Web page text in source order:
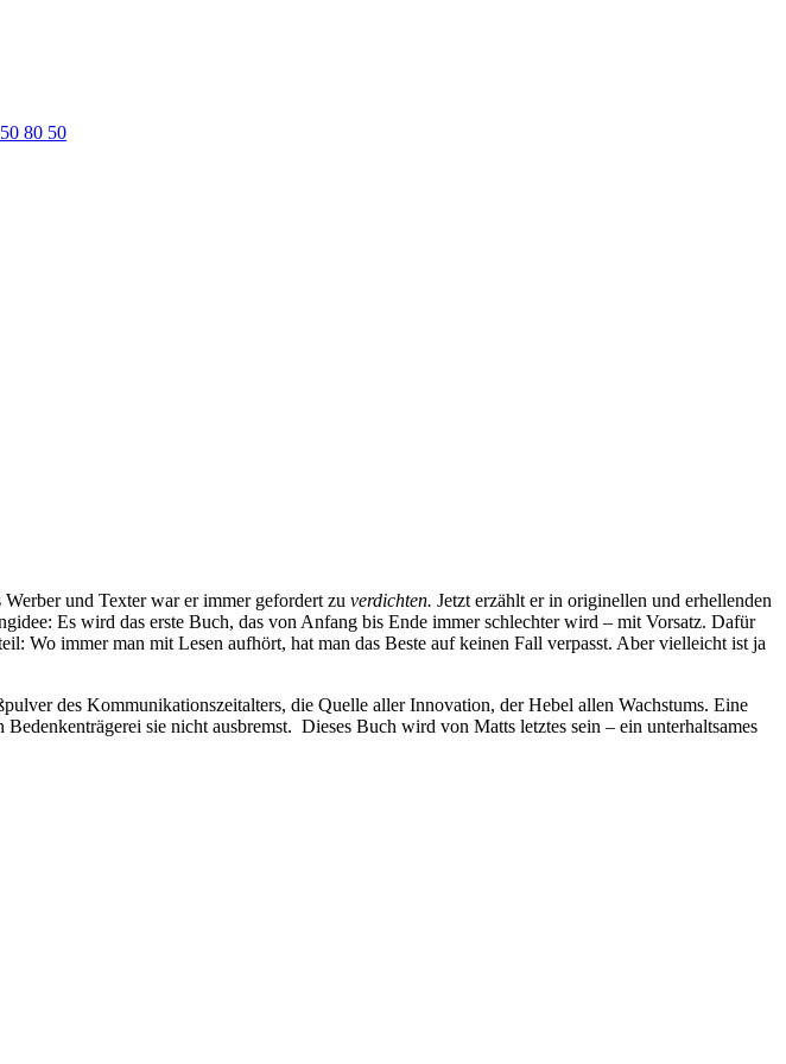
80 50
und Texter war er immer gefordert zu verdichten. Jetzt erzählt er in originellen und erhellenden
Es wird das erste Buch, das von Anfang bis Ende immer schlechter wird – mit Vorsatz. Dafür
Wo immer man mit Lesen aufhört, hat man das Beste auf keinen Fall verpasst. Aber vielleicht ist ja
des Kommunikationszeitalters, die Quelle aller Innovation, der Hebel allen Wachstums. Eine
sie nicht ausbremst. Dieses Buch wird von Matts letztes sein – ein unterhaltsames